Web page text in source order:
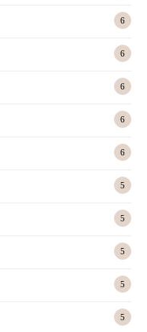
6
6
6
6
6
5
5
5
5
5